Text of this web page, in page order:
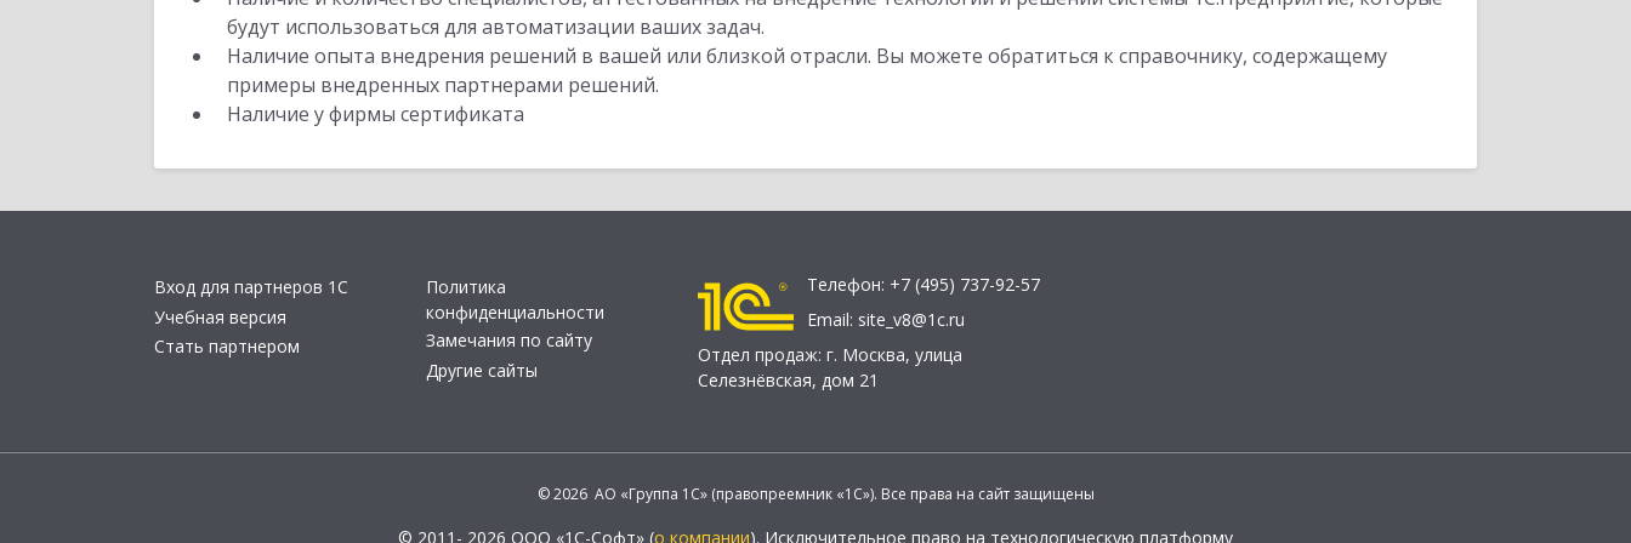
будут использоваться для автоматизации ваших задач.
Наличие опыта внедрения решений в вашей или близкой отрасли. Вы можете обратиться к справочнику, содержащему
примеры внедренных партнерами решений.
Наличие у фирмы сертификата
Вход для партнеров 1С
Учебная версия
Стать партнером
Политика
конфиденциальности
Замечания по сайту
Другие сайты
Телефон: +7 (495) 737-92-57
Email: site_v8@1c.ru
Отдел продаж: г. Москва, улица
Селезнёвская, дом 21
© 2026 АО «Группа 1С» (правопреемник «1С»). Все права на сайт защищены
© 2011- 2026 ООО «1С-Софт» (о компании). Исключительное право на технологическую платформу